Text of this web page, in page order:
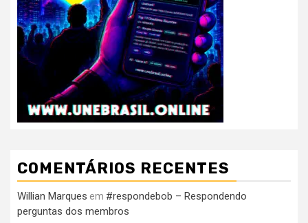
COMENTÁRIOS RECENTES
Willian Marques em #respondebob – Respondendo
perguntas dos membros